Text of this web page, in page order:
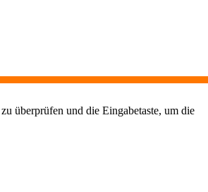
überprüfen und die Eingabetaste, um die